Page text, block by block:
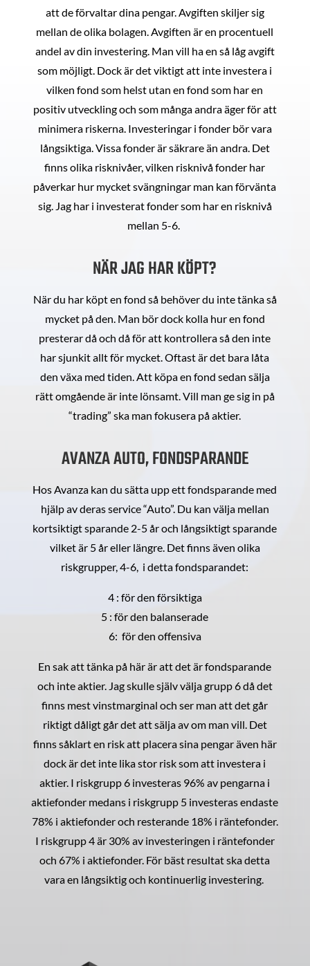
att de förvaltar dina pengar. Avgiften skiljer sig
mellan de olika bolagen. Avgiften är en procentuell
andel av din investering. Man vill ha en så låg avgift
som möjligt. Dock är det viktigt att inte investera i
vilken fond som helst utan en fond som har en
positiv utveckling och som många andra äger för att
minimera riskerna. Investeringar i fonder bör vara
långsiktiga. Vissa fonder är säkrare än andra. Det
finns olika risknivåer, vilken risknivå fonder har
påverkar hur mycket svängningar man kan förvänta
sig. Jag har i investerat fonder som har en risknivå
mellan 5-6.
NÄR JAG HAR KÖPT?
När du har köpt en fond så behöver du inte tänka så
mycket på den. Man bör dock kolla hur en fond
presterar då och då för att kontrollera så den inte
har sjunkit allt för mycket. Oftast är det bara låta
den växa med tiden. Att köpa en fond sedan sälja
rätt omgående är inte lönsamt. Vill man ge sig in på
“trading” ska man fokusera på aktier.
AVANZA AUTO, FONDSPARANDE
Hos Avanza kan du sätta upp ett fondsparande med
hjälp av deras service “Auto”. Du kan välja mellan
kortsiktigt sparande 2-5 år och långsiktigt sparande
vilket är 5 år eller längre. Det finns även olika
riskgrupper, 4-6, i detta fondsparandet:
4 : för den försiktiga
5 : för den balanserade
6: för den offensiva
En sak att tänka på här är att det är fondsparande
och inte aktier. Jag skulle själv välja grupp 6 då det
finns mest vinstmarginal och ser man att det går
riktigt dåligt går det att sälja av om man vill. Det
finns såklart en risk att placera sina pengar även här
dock är det inte lika stor risk som att investera i
aktier. I riskgrupp 6 investeras 96% av pengarna i
aktiefonder medans i riskgrupp 5 investeras endaste
78% i aktiefonder och resterande 18% i räntefonder.
I riskgrupp 4 är 30% av investeringen i räntefonder
och 67% i aktiefonder. För bäst resultat ska detta
vara en långsiktig och kontinuerlig investering.